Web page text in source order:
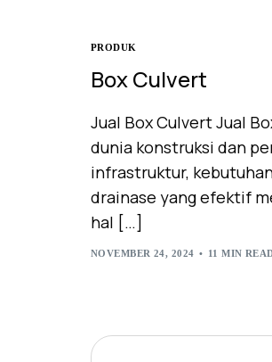
PRODUK
Box Culvert
Jual Box Culvert Jual
dunia konstruksi dan
infrastruktur,
drainase yang efektif
hal […]
NOVEMBER 24, 2024 11 MIN